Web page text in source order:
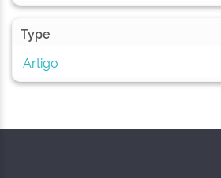
Type
Artigo